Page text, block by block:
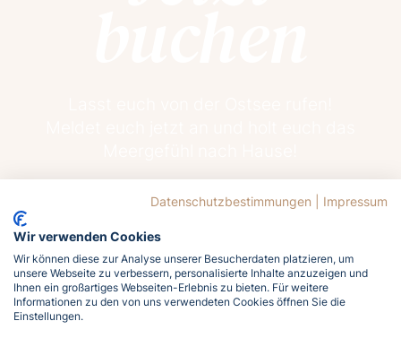
Jetzt buchen
Datenschutzbestimmungen Impressum
Wir verwenden Cookies
Wir können diese zur Analyse unserer Besucherdaten platzieren, um
unsere Webseite zu verbessern, personalisierte Inhalte anzuzeigen und
Ihnen ein großartiges Webseiten-Erlebnis zu bieten. Für weitere
Informationen zu den von uns verwendeten Cookies öffnen Sie die
Einstellungen.